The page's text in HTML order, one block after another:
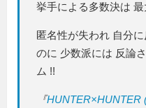
挙手による多数決は
匿名性が失われ 自分
のに 少数派には 反論
ム !!
『HUNTER×HUNTER